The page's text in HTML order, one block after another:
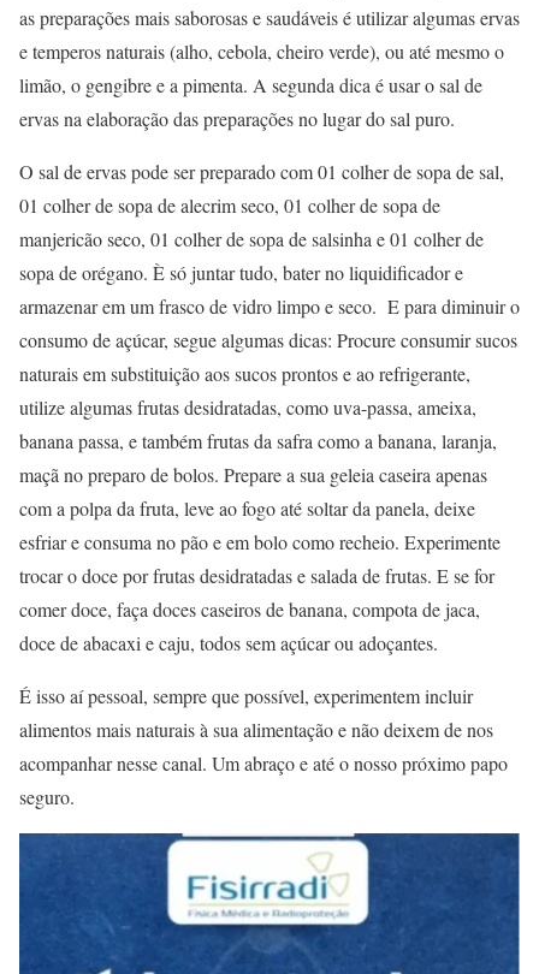
as preparações mais saborosas e saudáveis é utilizar algumas ervas
e temperos naturais (alho, cebola, cheiro verde), ou até mesmo o
limão, o gengibre e a pimenta. A segunda dica é usar o sal de
ervas na elaboração das preparações no lugar do sal puro.
O sal de ervas pode ser preparado com 01 colher de sopa de sal,
01 colher de sopa de alecrim seco, 01 colher de sopa de
manjericão seco, 01 colher de sopa de salsinha e 01 colher de
sopa de orégano. È só juntar tudo, bater no liquidificador e
armazenar em um frasco de vidro limpo e seco. E para diminuir o
consumo de açúcar, segue algumas dicas: Procure consumir sucos
naturais em substituição aos sucos prontos e ao refrigerante,
utilize algumas frutas desidratadas, como uva-passa, ameixa,
banana passa, e também frutas da safra como a banana, laranja,
maçã no preparo de bolos. Prepare a sua geleia caseira apenas
com a polpa da fruta, leve ao fogo até soltar da panela, deixe
esfriar e consuma no pão e em bolo como recheio. Experimente
trocar o doce por frutas desidratadas e salada de frutas. E se for
comer doce, faça doces caseiros de banana, compota de jaca,
doce de abacaxi e caju, todos sem açúcar ou adoçantes.
É isso aí pessoal, sempre que possível, experimentem incluir
alimentos mais naturais à sua alimentação e não deixem de nos
acompanhar nesse canal. Um abraço e até o nosso próximo papo
seguro.